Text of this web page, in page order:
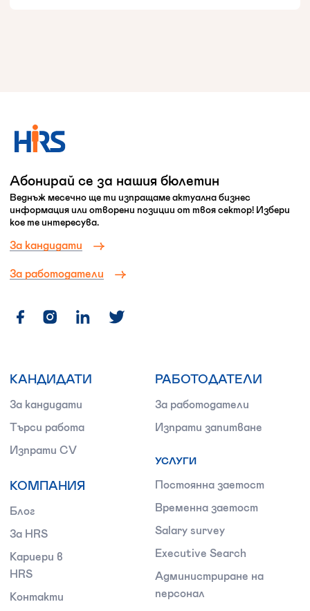
Абонирай се за нашия бюлетин
Веднъж месечно ще ти изпращаме актуална бизнес
информация или отворени позиции от твоя сектор! Избери
кое те интересува.
За кандидати
За работодатели
КАНДИДАТИ
За кандидати
Търси работа
Изпрати CV
КОМПАНИЯ
Блог
За HRS
Кариери в
HRS
Контакти
РАБОТОДАТЕЛИ
За работодатели
Изпрати запитване
УСЛУГИ
Постоянна заетост
Временна заетост
Salary survey
Executive Search
Администриране на
персонал